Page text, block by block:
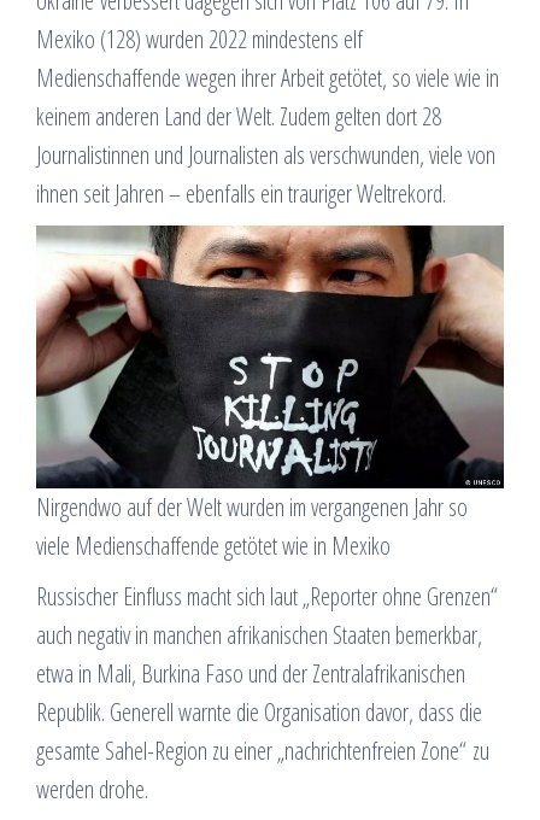
Mexiko (128) wurden 2022 mindestens elf
Medienschaffende wegen ihrer Arbeit getötet, so viele wie in
keinem anderen Land der Welt. Zudem gelten dort 28
Journalistinnen und Journalisten als verschwunden, viele von
ihnen seit Jahren – ebenfalls ein trauriger Weltrekord.
Nirgendwo auf der Welt wurden im vergangenen Jahr so
viele Medienschaffende getötet wie in Mexiko
Russischer Einfluss macht sich laut „Reporter ohne Grenzen“
auch negativ in manchen afrikanischen Staaten bemerkbar,
etwa in Mali, Burkina Faso und der Zentralafrikanischen
Republik. Generell warnte die Organisation davor, dass die
gesamte Sahel-Region zu einer „nachrichtenfreien Zone“ zu
werden drohe.